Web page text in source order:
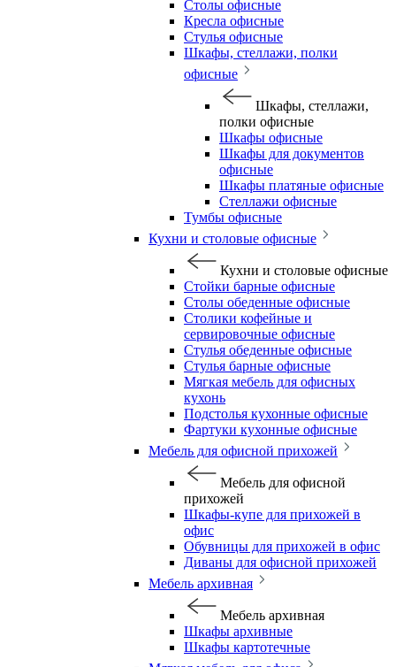
Столы офисные
Кресла офисные
Стулья офисные
Шкафы, стеллажи, полки
офисные
Шкафы, стеллажи,
полки офисные
Шкафы офисные
Шкафы для документов
офисные
Шкафы платяные офисные
Стеллажи офисные
Тумбы офисные
Кухни и столовые офисные
Кухни и столовые офисные
Стойки барные офисные
Столы обеденные офисные
Столики кофейные и
сервировочные офисные
Стулья обеденные офисные
Стулья барные офисные
Мягкая мебель для офисных
кухонь
Подстолья кухонные офисные
Фартуки кухонные офисные
Мебель для офисной прихожей
Мебель для офисной
прихожей
Шкафы-купе для прихожей в
офис
Обувницы для прихожей в офис
Диваны для офисной прихожей
Мебель архивная
Мебель архивная
Шкафы архивные
Шкафы картотечные